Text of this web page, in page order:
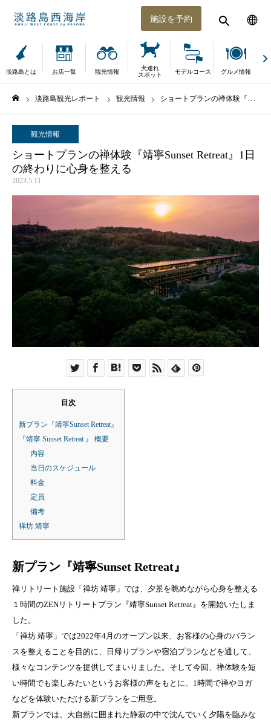
施設を予約
淡路島とは お店一覧 観光情報
犬連れ
スポット
モデルコース グルメ情報
淡路島観光レポート 観光情報 ショートプランの禅体験『靖寧Sunset Retreat』1日の終わりに心身を整える
観光情報
ショートプランの禅体験『靖寧Sunset Retreat』1日
の終わりに心身を整える
2023.5.11
目次
新プラン『靖寧Sunset Retreat』
『靖寧 Sunset Retreat 』 概要
内容
当日のスケジュール
料金
定員
備考
禅坊 靖寧
新プラン『靖寧Sunset Retreat』
禅リトリート施設「禅坊 靖寧」では、夕景を眺めながら心身を整える
１時間のZENリトリートプラン『靖寧Sunset Retreat』を開始いたしま
した。
「禅坊 靖寧」では2022年4月のオープン以来、お客様の心身のバラン
スを整えることを目的に、日帰りプランや宿泊プランなどを通して、
様々なコンテンツを提供してまいりました。そして今回、禅体験を短
い時間でも楽しみたいというお客様の声をもとに、1時間で禅やヨガ
などを体験いただける新プランをご用意。
新プランでは、大自然に囲まれた静寂の中で沈んでいく夕陽を臨みな